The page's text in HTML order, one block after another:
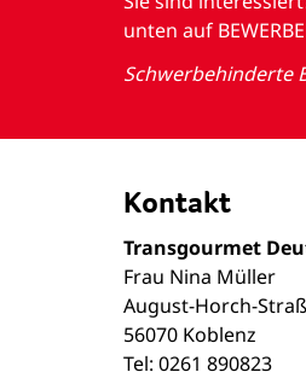
unten auf
Schwerbehinderte
Kontakt
Transgourmet
Frau Nina Müller
August-Horch-
56070 Koblenz
Tel: 0261 890823